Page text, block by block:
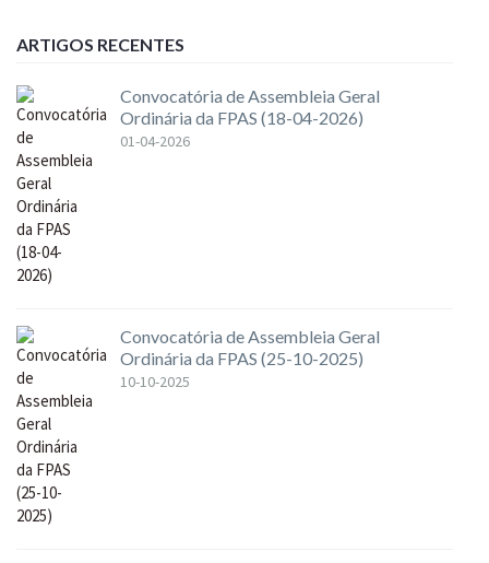
ARTIGOS RECENTES
Convocatória de Assembleia Geral
Ordinária da FPAS (18-04-2026)
01-04-2026
Convocatória de Assembleia Geral
Ordinária da FPAS (25-10-2025)
10-10-2025